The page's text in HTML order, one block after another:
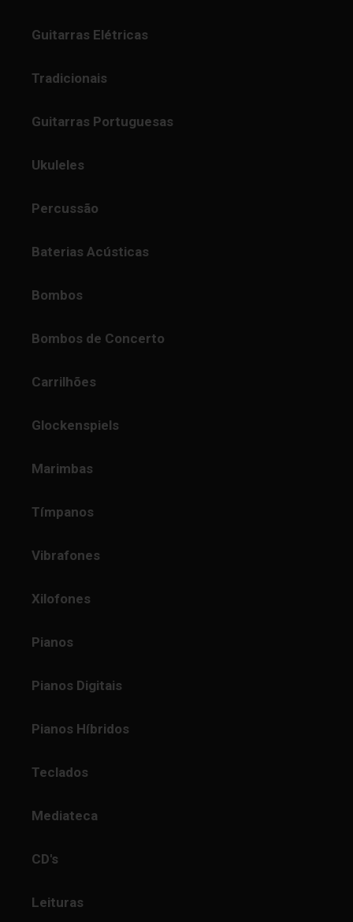
Guitarras Elétricas
Tradicionais
Guitarras Portuguesas
Ukuleles
Percussão
Baterias Acústicas
Bombos
Bombos de Concerto
Carrilhões
Glockenspiels
Marimbas
Tímpanos
Vibrafones
Xilofones
Pianos
Pianos Digitais
Pianos Híbridos
Teclados
Mediateca
CD's
Leituras